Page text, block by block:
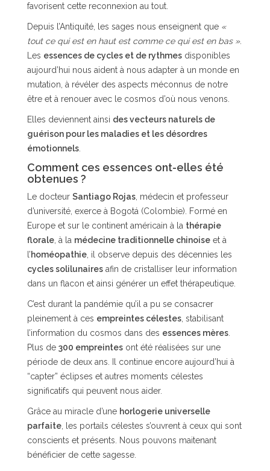
favorisent cette reconnexion au tout.
Depuis l’Antiquité, les sages nous enseignent que «
tout ce qui est en haut est comme ce qui est en bas ».
Les essences de cycles et de rythmes disponibles
aujourd’hui nous aident à nous adapter à un monde en
mutation, à révéler des aspects méconnus de notre
être et à renouer avec le cosmos d’où nous venons.
Elles deviennent ainsi des vecteurs naturels de
guérison pour les maladies et les désordres
émotionnels
Comment ces essences ont-elles été
obtenues ?
Le docteur Santiago Rojas , médecin et professeur
d’université, exerce à Bogotá (Colombie). Formé en
Europe et sur le continent américain à la thérapie
florale , à la médecine traditionnelle chinoise et à
l’homéopathie , il observe depuis des décennies les
cycles solilunaires afin de cristalliser leur information
dans un flacon et ainsi générer un effet thérapeutique.
C’est durant la pandémie qu’il a pu se consacrer
pleinement à ces empreintes célestes , stabilisant
l’information du cosmos dans des essences mères
Plus de 300 empreintes ont été réalisées sur une
période de deux ans. Il continue encore aujourd’hui à
“capter” éclipses et autres moments célestes
significatifs qui peuvent nous aider.
Grâce au miracle d’une horlogerie universelle
parfaite , les portails célestes s’ouvrent à ceux qui sont
conscients et présents. Nous pouvons maitenant
bénéficier de cette sagesse.